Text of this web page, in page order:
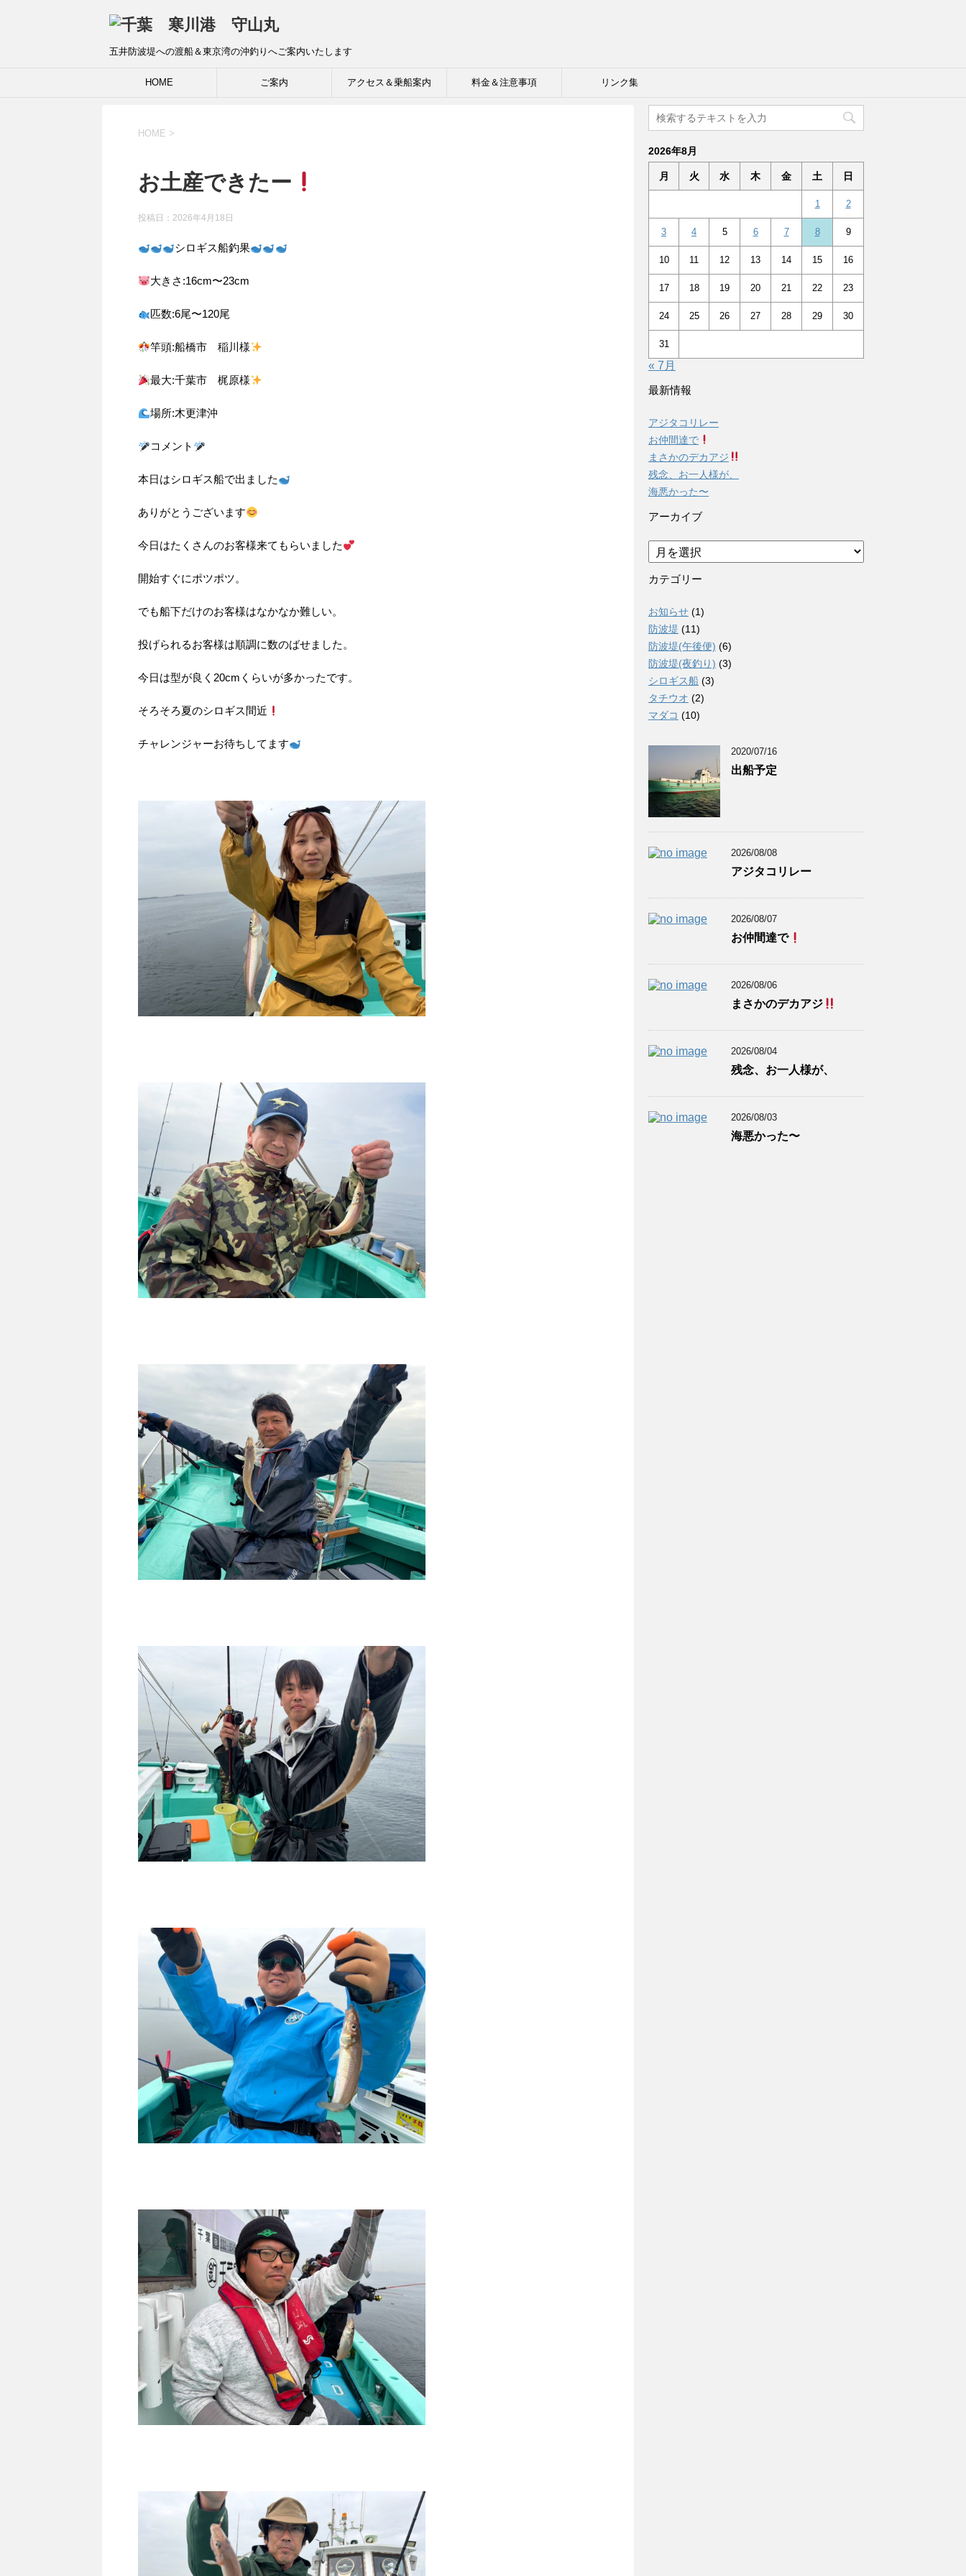
五井防波堤への渡船＆東京湾の沖釣りへご案内いたします
HOME ご案内 アクセス＆乗船案内 料金＆注意事項 リンク集
HOME >
お土産できたー
投稿日： 2026年4月18日
シロギス船釣果
大きさ:16cm〜23cm
匹数:6尾〜120尾
竿頭:船橋市 稲川様
最大:千葉市 梶原様
場所:木更津沖
コメント
本日はシロギス船で出ました
ありがとうございます
今日はたくさんのお客様来てもらいました
開始すぐにポツポツ。
でも船下だけのお客様はなかなか難しい。
投げられるお客様は順調に数のばせました。
今日は型が良く20cmくらいが多かったです。
そろそろ夏のシロギス間近
チャレンジャーお待ちしてます
2026年8月
月 火 水 木 金 土 日
1 2
3 4 5 6 7 8 9
10 11 12 13 14 15 16
17 18 19 20 21 22 23
24 25 26 27 28 29 30
31
« 7月
最新情報
アジタコリレー
お仲間達で
まさかのデカアジ
残念、お一人様が、
海悪かった〜
アーカイブ
ア
ー
カ
ブ
カテゴリー
お知らせ (1)
防波堤 (11)
防波堤(午後便) (6)
防波堤(夜釣り) (3)
シロギス船 (3)
タチウオ (2)
マダコ (10)
2020/07/16
出船予定
2026/08/08
アジタコリレー
2026/08/07
お仲間達で
2026/08/06
まさかのデカアジ
2026/08/04
残念、お一人様が、
2026/08/03
海悪かった〜